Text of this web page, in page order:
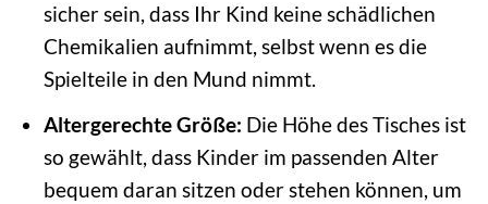
sicher sein, dass Ihr Kind keine schädlichen
Chemikalien aufnimmt, selbst wenn es die
Spielteile in den Mund nimmt.
Altergerechte Größe: Die Höhe des Tisches ist
so gewählt, dass Kinder im passenden Alter
bequem daran sitzen oder stehen können, um